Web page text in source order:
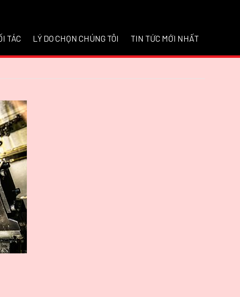
TÁC LÝ DO CHỌN CHÚNG TÔI TIN TỨC MỚI NHẤT